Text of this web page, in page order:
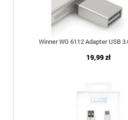
Winner WG 6112 Adapter USB
19,99 zł